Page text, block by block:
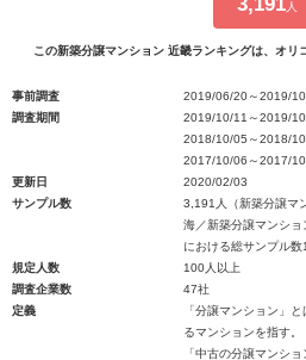
人
この新築分譲マンション 近畿ランキングは、オリ
事前調査
2019/06/20～2019/
調査期間
2019/10/11～2019/
2018/10/05～2018/
2017/10/06～2017/
更新日
2020/02/03
サンプル数
3,191人（新築分譲マ
海／新築分譲マンシ
における総サンプル数
規定人数
100人以上
調査企業数
47社
定義
「分譲マンション」
るマンションを指す。
「中古の分譲マンシ